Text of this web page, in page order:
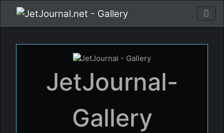
JetJournal-
Gallery